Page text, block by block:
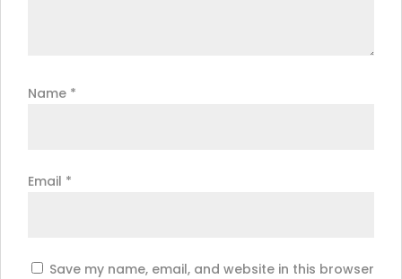
Name *
Email *
Save my name, email, and website in this browser